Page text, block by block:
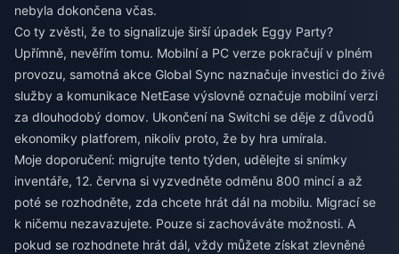
nebyla dokončena včas.
Co ty zvěsti, že to signalizuje širší úpadek Eggy Party?
Upřímně, nevěřím tomu. Mobilní a PC verze pokračují v plném
provozu, samotná akce Global Sync naznačuje investici do živé
služby a komunikace NetEase výslovně označuje mobilní verzi
za dlouhodobý domov. Ukončení na Switchi se děje z důvodů
ekonomiky platforem, nikoliv proto, že by hra umírala.
Moje doporučení: migrujte tento týden, udělejte si snímky
inventáře, 12. června si vyzvedněte odměnu 800 mincí a až
poté se rozhodněte, zda chcete hrát dál na mobilu. Migrací se
k ničemu nezavazujete. Pouze si zachováváte možnosti. A
pokud se rozhodnete hrát dál, vždy můžete získat zlevněné